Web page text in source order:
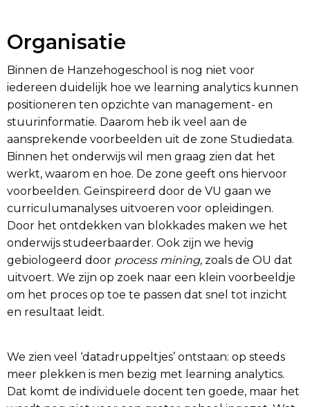
Organisatie
Binnen de Hanzehogeschool is nog niet voor
iedereen duidelijk hoe we learning analytics kunnen
positioneren ten opzichte van management- en
stuurinformatie. Daarom heb ik veel aan de
aansprekende voorbeelden uit de zone Studiedata.
Binnen het onderwijs wil men graag zien dat het
werkt, waarom en hoe. De zone geeft ons hiervoor
voorbeelden. Geïnspireerd door de VU gaan we
curriculumanalyses uitvoeren voor opleidingen.
Door het ontdekken van blokkades maken we het
onderwijs studeerbaarder. Ook zijn we hevig
gebiologeerd door process mining, zoals de OU dat
uitvoert. We zijn op zoek naar een klein voorbeeldje
om het proces op toe te passen dat snel tot inzicht
en resultaat leidt.
We zien veel ‘datadruppeltjes’ ontstaan: op steeds
meer plekken is men bezig met learning analytics.
Dat komt de individuele docent ten goede, maar het